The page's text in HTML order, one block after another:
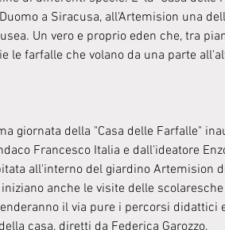
a Siracusa, all'Artemision una
Un vero e proprio eden che, tra
le farfalle che volano da una parte
giornata della "Casa delle Farfalle"
Francesco Italia e dall'ideatore
all'interno del giardino Artemision
anche le visite delle
il via pure i percorsi didattici
casa, diretti da Federica Garozzo.